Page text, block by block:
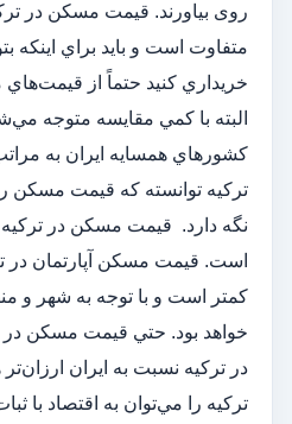
روی بیاورند. قيمت مسكن در
متفاوت است و بايد براي اينكه
خريداري كنيد حتماً از
البته با كمي مقايسه متوجه
كشورهاي همسايه ايران به
تركيه توانسته كه قيمت مسكن
نگه دارد. قيمت مسكن در تركيه
است. قيمت مسكن آپارتمان در
كمتر است و با توجه به شهر و
خواهد بود. حتي قيمت مسكن
در تركيه نسبت به ايران
تركيه را مي‌توان به اقتصاد با